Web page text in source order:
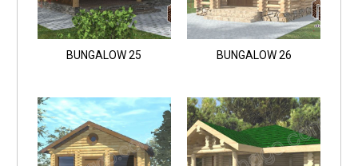
BUNGALOW 25 BUNGALOW 26